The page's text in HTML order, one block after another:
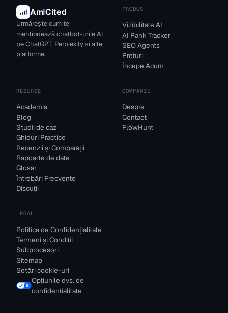
AmICited
Urmărește cum te
menționează chatbot-urile AI
pe ChatGPT, Perplexity și alte
platforme.
PRODUS
Vizibilitate AI
AI Rank Tracker
SEO Agents
Prețuri
Începe Acum
RESURSE
Academia
Blog
Studii de caz
Ghiduri Practice
Recenzii și Comparații
Rapoarte de date
Glosar
Întrebări Frecvente
Discuții
COMPANIE
Despre
Contact
FlowHunt
LEGAL
Politica de Confidențialitate
Termeni și Condiții
Subprocesori
Sitemap
Setări cookie-uri
Opțiunile dvs. de
confidențialitate